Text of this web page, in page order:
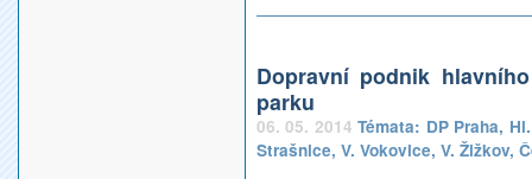
Dopravní podnik
parku
06. 05. 2014 Témata: DP Praha,
Strašnice, V. Vokovice, V. Žižkov,